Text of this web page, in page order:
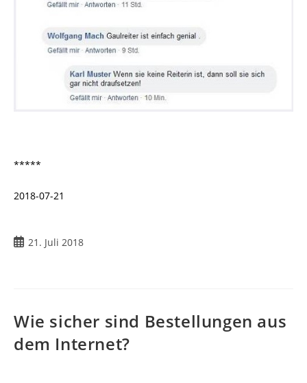
*****
2018-07-21
Beitrag
21. Juli 2018
Wie sicher sind Bestellungen aus
dem Internet?